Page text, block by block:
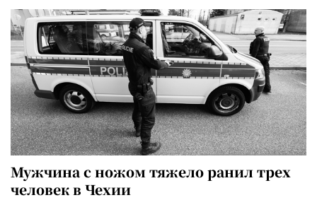
Мужчина с ножом тяжело ранил трех
человек в Чехии